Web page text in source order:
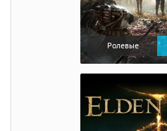
Ролевые